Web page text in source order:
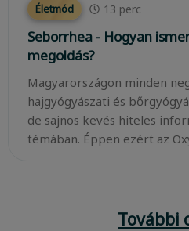
Életmód 13 perc
Seborrhea - Hogyan
megoldás?
Magyarországon minden
hajgyógyászati és
de sajnos kevés hiteles
témában. Éppen ezért az
További